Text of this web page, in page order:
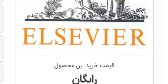
قیمت خرید این محصول
رایگان